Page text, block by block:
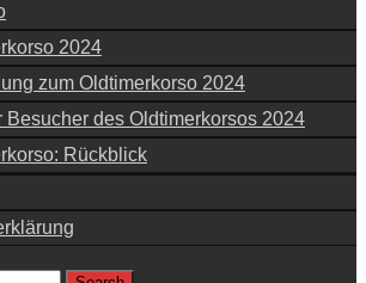
2024
zum Oldtimerkorso 2024
Besucher des Oldtimerkorsos 2024
Rückblick